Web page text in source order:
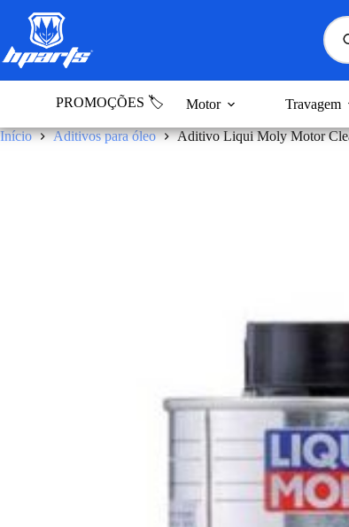
conteúdo
PROMOÇÕES 🏷️ Motor Travagem
Início Aditivos para óleo Aditivo Liqui Moly Motor